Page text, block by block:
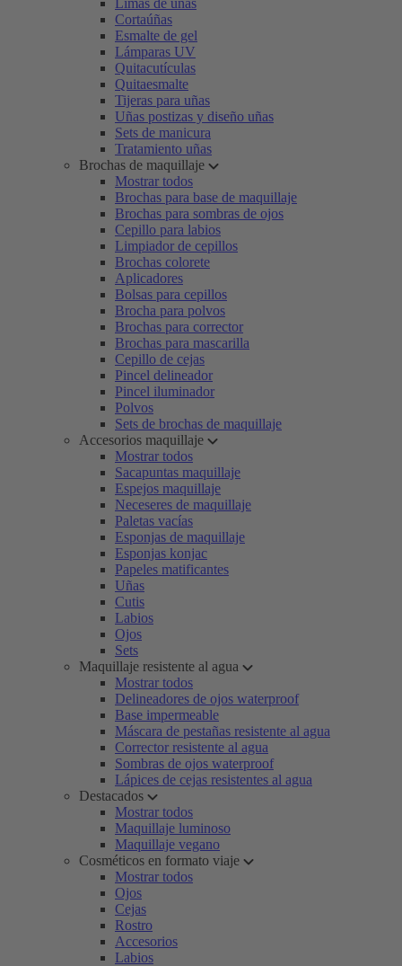
Limas de uñas
Cortaúñas
Esmalte de gel
Lámparas UV
Quitacutículas
Quitaesmalte
Tijeras para uñas
Uñas postizas y diseño uñas
Sets de manicura
Tratamiento uñas
Brochas de maquillaje
Mostrar todos
Brochas para base de maquillaje
Brochas para sombras de ojos
Cepillo para labios
Limpiador de cepillos
Brochas colorete
Aplicadores
Bolsas para cepillos
Brocha para polvos
Brochas para corrector
Brochas para mascarilla
Cepillo de cejas
Pincel delineador
Pincel iluminador
Polvos
Sets de brochas de maquillaje
Accesorios maquillaje
Mostrar todos
Sacapuntas maquillaje
Espejos maquillaje
Neceseres de maquillaje
Paletas vacías
Esponjas de maquillaje
Esponjas konjac
Papeles matificantes
Uñas
Cutis
Labios
Ojos
Sets
Maquillaje resistente al agua
Mostrar todos
Delineadores de ojos waterproof
Base impermeable
Máscara de pestañas resistente al agua
Corrector resistente al agua
Sombras de ojos waterproof
Lápices de cejas resistentes al agua
Destacados
Mostrar todos
Maquillaje luminoso
Maquillaje vegano
Cosméticos en formato viaje
Mostrar todos
Ojos
Cejas
Rostro
Accesorios
Labios